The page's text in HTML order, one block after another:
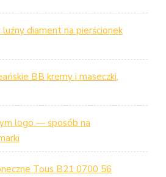
diament na pierścionek
BB kremy i maseczki,
logo — sposób na
Tous B21 0700 56